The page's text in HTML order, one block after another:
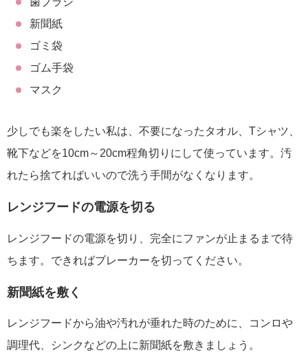
新聞紙
ゴミ袋
ゴム手袋
マスク
少しでも楽をしたい私は、不要になったタオル、Tシャツ、
靴下などを10cm～20cm程角切りにして使っています。汚
れたら捨てればいいので洗う手間がなくなります。
レンジフードの電源を切る
レンジフードの電源を切り、完全にファンが止まるまで待
ちます。できればブレーカーを切ってください。
新聞紙を敷く
レンジフードから油や汚れが垂れた時のために、コンロや
調理代、シンクなどの上に新聞紙を敷きましょう。